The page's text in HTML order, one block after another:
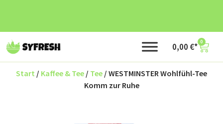
0,00 € 0
Start / Kaffee & Tee / Tee / WESTMINSTER Wohlfühl-Tee
Komm zur Ruhe